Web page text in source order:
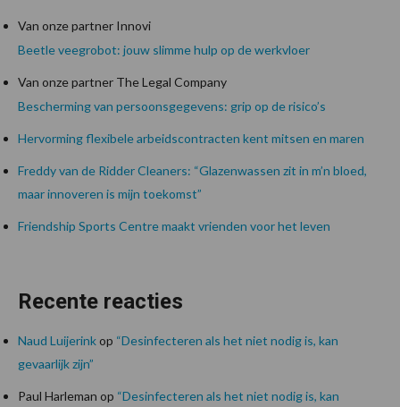
Van onze partner Innovi
Beetle veegrobot: jouw slimme hulp op de werkvloer
Van onze partner The Legal Company
Bescherming van persoonsgegevens: grip op de risico’s
Hervorming flexibele arbeidscontracten kent mitsen en maren
Freddy van de Ridder Cleaners: “Glazenwassen zit in m’n bloed,
maar innoveren is mijn toekomst”
Friendship Sports Centre maakt vrienden voor het leven
Recente reacties
Naud Luijerinkop “Desinfecteren als het niet nodig is, kan
gevaarlijk zijn”
Paul Harleman op “Desinfecteren als het niet nodig is, kan